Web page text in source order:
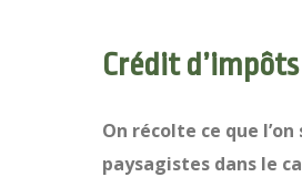
Crédit
On récolte ce que
paysagistes dans le